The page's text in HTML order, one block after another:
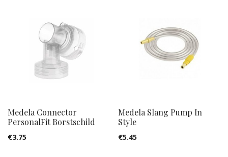
Medela Connector
PersonalFit Borstschild
€3.75
Medela Slang Pump In
Style
€5.45